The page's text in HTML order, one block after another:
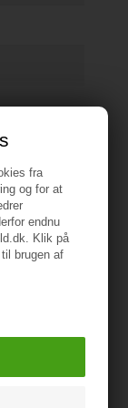
fra
og for at
endnu
Klik på
brugen af